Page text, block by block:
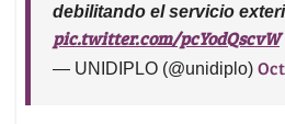
debilitando el servicio
pic.twitter.com/pcYodQscvW
— UNIDIPLO (@unidiplo)